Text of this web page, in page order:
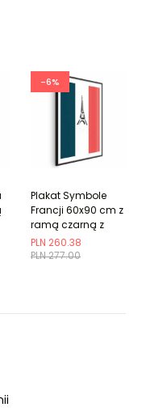
-6%
PLN 277.00
PLN 260.38
Plakat Symbole
Francji 60x90 cm z
ramą czarną z
marginesem